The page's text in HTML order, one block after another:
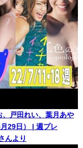
戸田れい、葉月あや
29日） | 週プレ
んより